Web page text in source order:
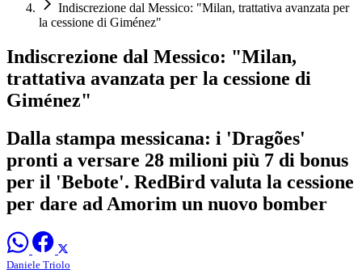
Indiscrezione dal Messico: "Milan, trattativa avanzata per
la cessione di Giménez"
Indiscrezione dal Messico: "Milan,
trattativa avanzata per la cessione di
Giménez"
Dalla stampa messicana: i 'Dragões'
pronti a versare 28 milioni più 7 di bonus
per il 'Bebote'. RedBird valuta la cessione
per dare ad Amorim un nuovo bomber
Daniele Triolo